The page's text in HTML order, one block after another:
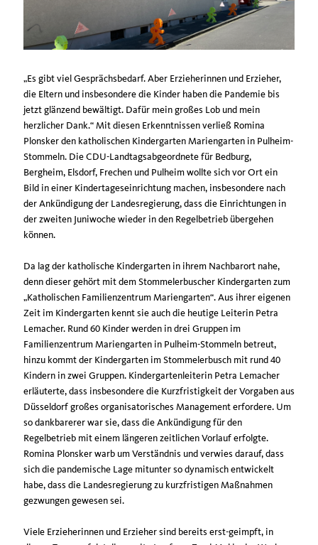
Es gibt viel Gesprächsbedarf. Aber Erzieherinnen und Erzieher,
die Eltern und insbesondere die Kinder haben die Pandemie bis
jetzt glänzend bewältigt. Dafür mein großes Lob und mein
herzlicher Dank.“ Mit diesen Erkenntnissen verließ Romina
Plonsker den katholischen Kindergarten Mariengarten in Pulheim-
Stommeln. Die CDU-Landtagsabgeordnete für Bedburg,
Bergheim, Elsdorf, Frechen und Pulheim wollte sich vor Ort ein
Bild in einer Kindertageseinrichtung machen, insbesondere nach
der Ankündigung der Landesregierung, dass die Einrichtungen in
der zweiten Juniwoche wieder in den Regelbetrieb übergehen
können.
Da lag der katholische Kindergarten in ihrem Nachbarort nahe,
denn dieser gehört mit dem Stommelerbuscher Kindergarten zum
Katholischen Familienzentrum Mariengarten“. Aus ihrer eigenen
Zeit im Kindergarten kennt sie auch die heutige Leiterin Petra
Lemacher. Rund 60 Kinder werden in drei Gruppen im
Familienzentrum Mariengarten in Pulheim-Stommeln betreut,
hinzu kommt der Kindergarten im Stommelerbusch mit rund 40
Kindern in zwei Gruppen. Kindergartenleiterin Petra Lemacher
erläuterte, dass insbesondere die Kurzfristigkeit der Vorgaben aus
Düsseldorf großes organisatorisches Management erfordere. Um
so dankbarerer war sie, dass die Ankündigung für den
Regelbetrieb mit einem längeren zeitlichen Vorlauf erfolgte.
Romina Plonsker warb um Verständnis und verwies darauf, dass
sich die pandemische Lage mitunter so dynamisch entwickelt
habe, dass die Landesregierung zu kurzfristigen Maßnahmen
gezwungen gewesen sei.
Viele Erzieherinnen und Erzieher sind bereits erst-geimpft, in